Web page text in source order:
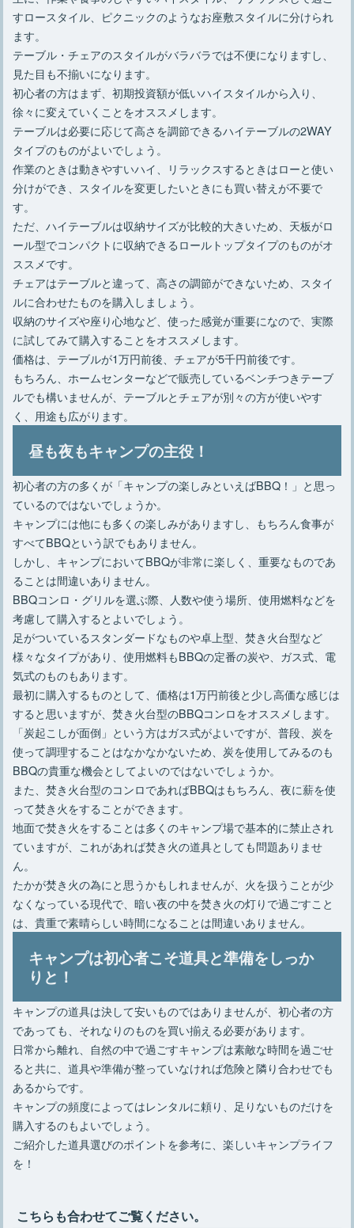
すロースタイル、ピクニックのようなお座敷スタイルに分けられ
ます。
テーブル・チェアのスタイルがバラバラでは不便になりますし、
見た目も不揃いになります。
初心者の方はまず、初期投資額が低いハイスタイルから入り、
徐々に変えていくことをオススメします。
テーブルは必要に応じて高さを調節できるハイテーブルの2WAY
タイプのものがよいでしょう。
作業のときは動きやすいハイ、リラックスするときはローと使い
分けができ、スタイルを変更したいときにも買い替えが不要で
す。
ただ、ハイテーブルは収納サイズが比較的大きいため、天板がロ
ール型でコンパクトに収納できるロールトップタイプのものがオ
ススメです。
チェアはテーブルと違って、高さの調節ができないため、スタイ
ルに合わせたものを購入しましょう。
収納のサイズや座り心地など、使った感覚が重要になので、実際
に試してみて購入することをオススメします。
価格は、テーブルが1万円前後、チェアが5千円前後です。
もちろん、ホームセンターなどで販売しているベンチつきテーブ
ルでも構いませんが、テーブルとチェアが別々の方が使いやす
く、用途も広がります。
昼も夜もキャンプの主役！
初心者の方の多くが「キャンプの楽しみといえばBBQ！」と思っ
ているのではないでしょうか。
キャンプには他にも多くの楽しみがありますし、もちろん食事が
すべてBBQという訳でもありません。
しかし、キャンプにおいてBBQが非常に楽しく、重要なものであ
ることは間違いありません。
BBQコンロ・グリルを選ぶ際、人数や使う場所、使用燃料などを
考慮して購入するとよいでしょう。
足がついているスタンダードなものや卓上型、焚き火台型など
様々なタイプがあり、使用燃料もBBQの定番の炭や、ガス式、電
気式のものもあります。
最初に購入するものとして、価格は1万円前後と少し高価な感じは
すると思いますが、焚き火台型のBBQコンロをオススメします。
「炭起こしが面倒」という方はガス式がよいですが、普段、炭を
使って調理することはなかなかないため、炭を使用してみるのも
BBQの貴重な機会としてよいのではないでしょうか。
また、焚き火台型のコンロであればBBQはもちろん、夜に薪を使
って焚き火をすることができます。
地面で焚き火をすることは多くのキャンプ場で基本的に禁止され
ていますが、これがあれば焚き火の道具としても問題ありませ
ん。
たかが焚き火の為にと思うかもしれませんが、火を扱うことが少
なくなっている現代で、暗い夜の中を焚き火の灯りで過ごすこと
は、貴重で素晴らしい時間になることは間違いありません。
キャンプは初心者こそ道具と準備をしっか
りと！
キャンプの道具は決して安いものではありませんが、初心者の方
であっても、それなりのものを買い揃える必要があります。
日常から離れ、自然の中で過ごすキャンプは素敵な時間を過ごせ
ると共に、道具や準備が整っていなければ危険と隣り合わせでも
あるからです。
キャンプの頻度によってはレンタルに頼り、足りないものだけを
購入するのもよいでしょう。
ご紹介した道具選びのポイントを参考に、楽しいキャンプライフ
を！
こちらも合わせてご覧ください。